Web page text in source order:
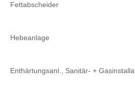
Fettabscheider
Hebeanlage
Enthärtungsanl., Sanitär- +